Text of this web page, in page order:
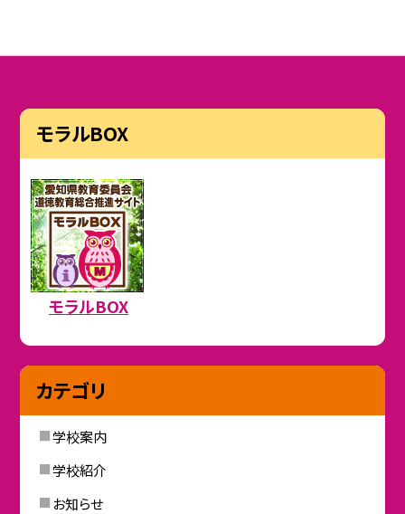
モラルBOX
モラルBOX
カテゴリ
学校案内
学校紹介
お知らせ